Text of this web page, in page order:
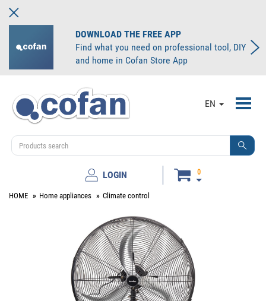
DOWNLOAD THE FREE APP
Find what you need on professional tool, DIY
and home in Cofan Store App
EN
LOGIN 0
HOME Home appliances Climate control